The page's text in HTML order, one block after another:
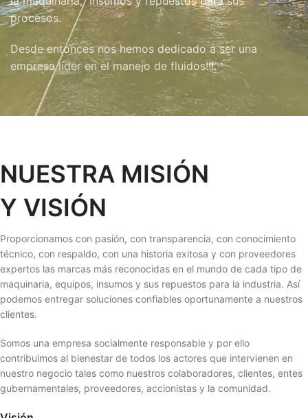
procesos.
Desde entonces nos hemos dedicado a ser una
empresa líder en el manejo de fluidos!!!.
NUESTRA MISIÓN
Y VISIÓN
Proporcionamos con pasión, con transparencia, con conocimiento
técnico, con respaldo, con una historia exitosa y con proveedores
expertos las marcas más reconocidas en el mundo de cada tipo de
maquinaria, equipos, insumos y sus repuestos para la industria. Así
podemos entregar soluciones confiables oportunamente a nuestros
clientes.
Somos una empresa socialmente responsable y por ello
contribuimos al bienestar de todos los actores que intervienen en
nuestro negocio tales como nuestros colaboradores, clientes, entes
gubernamentales, proveedores, accionistas y la comunidad.